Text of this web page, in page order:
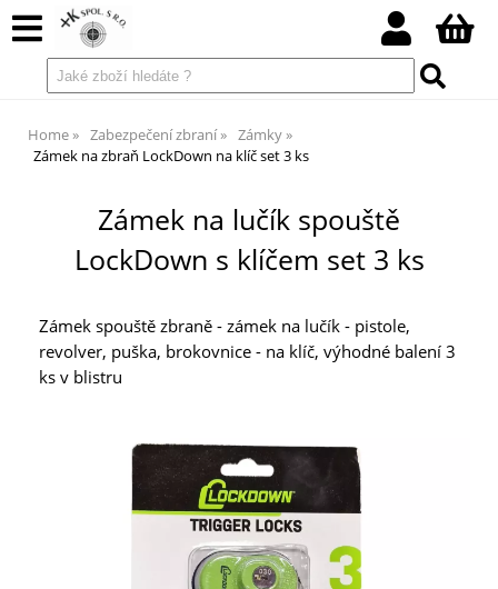
Home Zabezpečení zbraní
Zámky
Zámek na zbraň LockDown na klíč set 3 ks
Zámek na lučík spouště
LockDown s klíčem set 3 ks
Zámek spouště zbraně - zámek na lučík - pistole,
revolver, puška, brokovnice - na klíč, výhodné balení 3
ks v blistru